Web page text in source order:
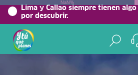
Lima y Callao siempre tienen
por descubrir.
NaN%